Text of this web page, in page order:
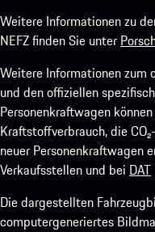
Weitere Informationen zu
NEFZ finden Sie unter
Weitere Informationen
und den offiziellen
Personenkraftwagen
Kraftstoffverbrauch, die
neuer Personenkraftwagen
Verkaufsstellen und bei DAT
Die dargestellten
computergeneriertes